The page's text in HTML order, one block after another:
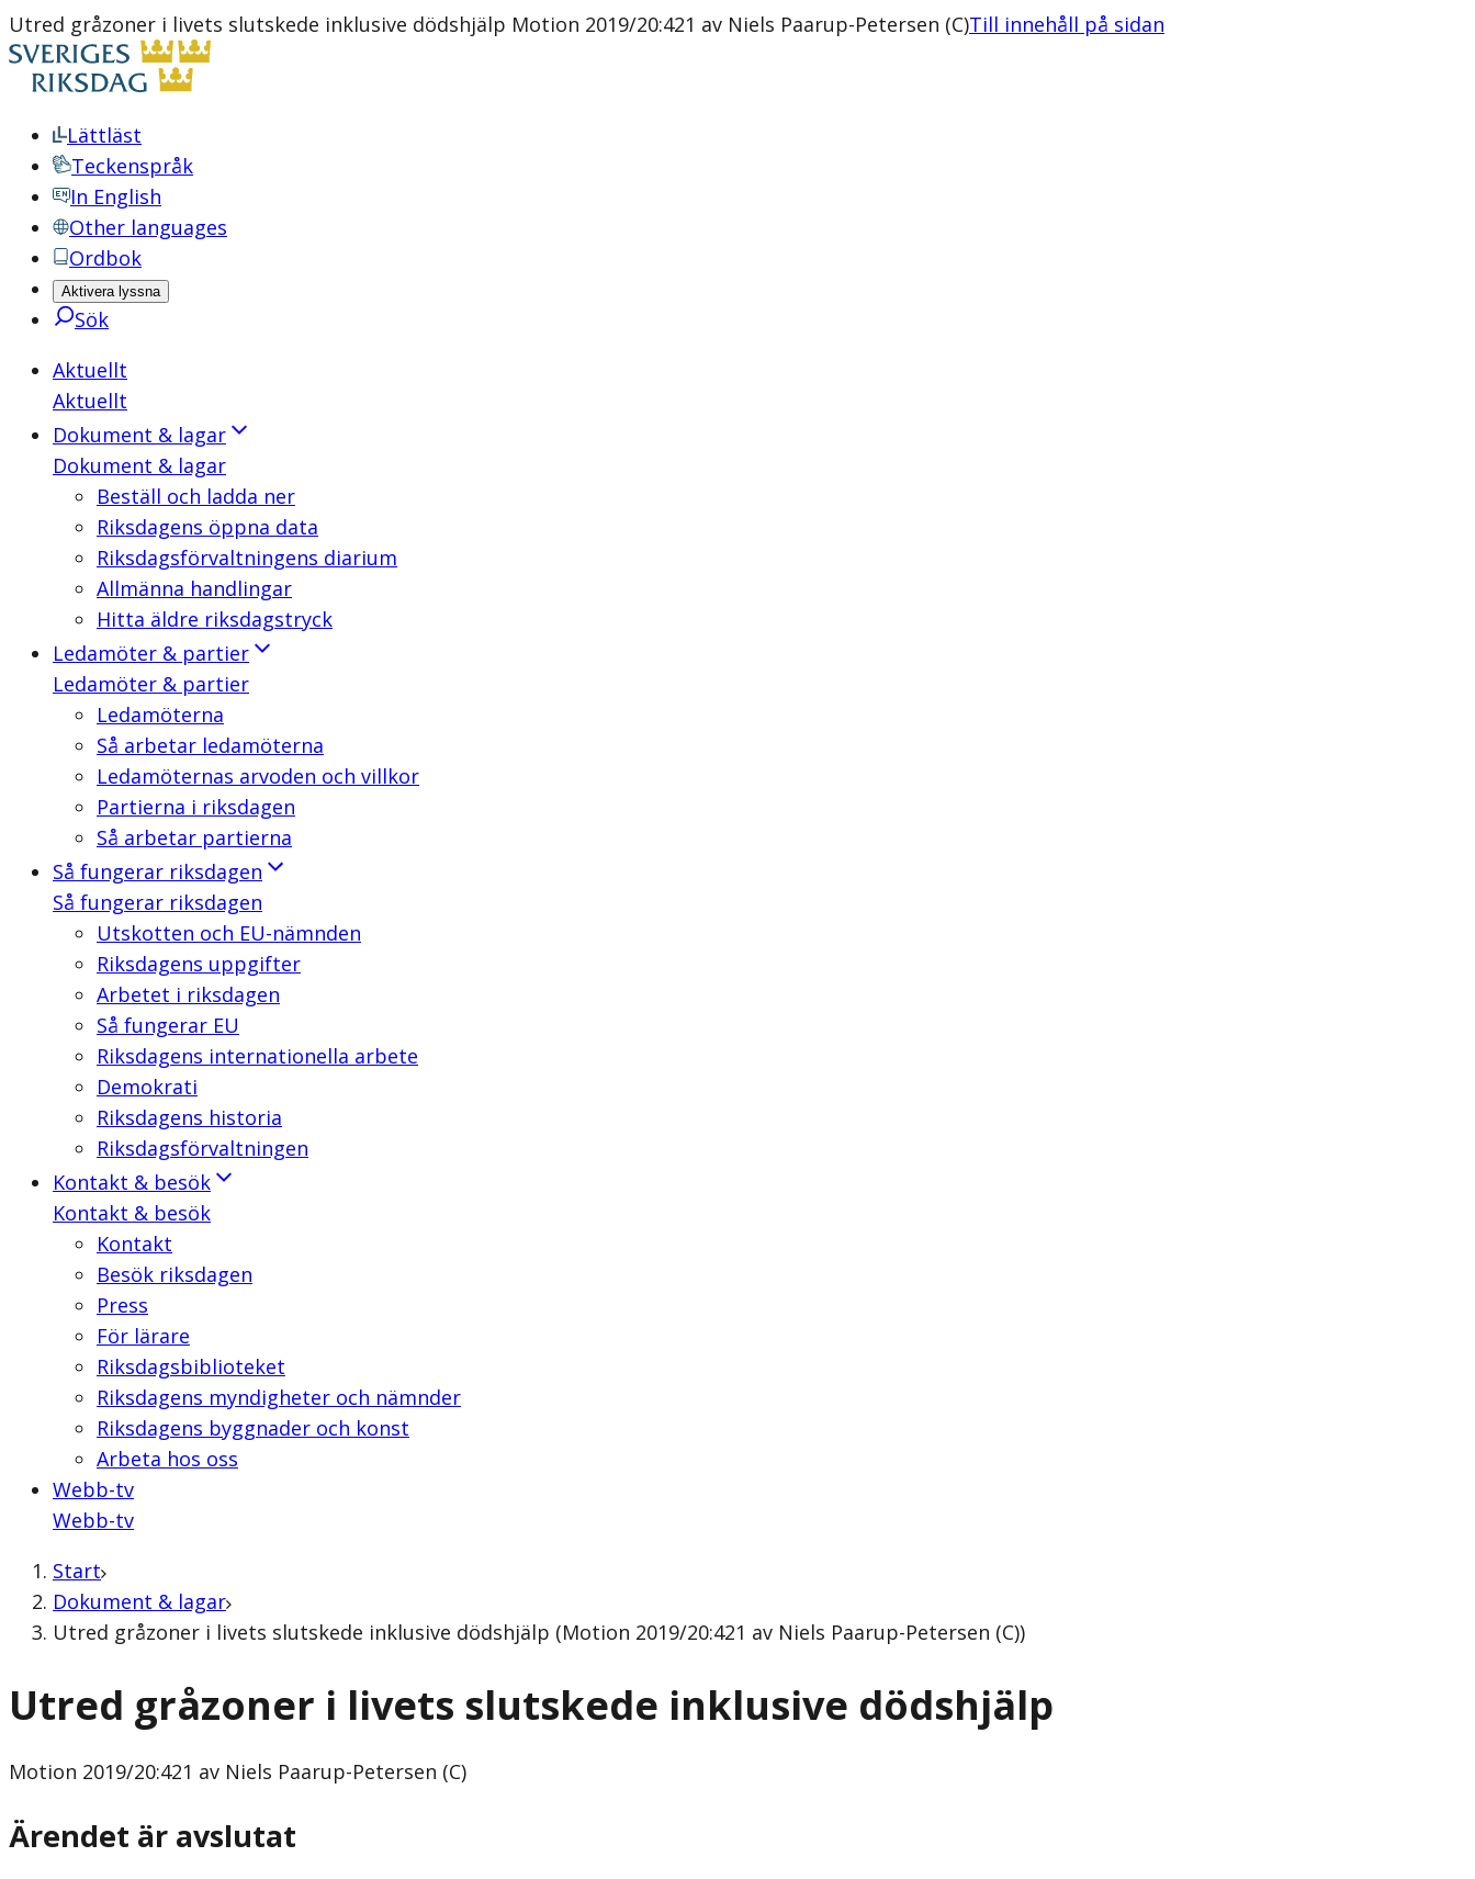
Utred gråzoner i livets slutskede inklusive dödshjälp Motion 2019/20:421 av Niels Paarup-Petersen (C)Till innehåll på sidan
Lättläst
Teckenspråk
In English
Other languages
Ordbok
Aktivera lyssna
Sök
Aktuellt
Aktuellt
Dokument & lagar
Dokument & lagar
Beställ och ladda ner
Riksdagens öppna data
Riksdagsförvaltningens diarium
Allmänna handlingar
Hitta äldre riksdagstryck
Ledamöter & partier
Ledamöter & partier
Ledamöterna
Så arbetar ledamöterna
Ledamöternas arvoden och villkor
Partierna i riksdagen
Så arbetar partierna
Så fungerar riksdagen
Så fungerar riksdagen
Utskotten och EU-nämnden
Riksdagens uppgifter
Arbetet i riksdagen
Så fungerar EU
Riksdagens internationella arbete
Demokrati
Riksdagens historia
Riksdagsförvaltningen
Kontakt & besök
Kontakt & besök
Kontakt
Besök riksdagen
Press
För lärare
Riksdagsbiblioteket
Riksdagens myndigheter och nämnder
Riksdagens byggnader och konst
Arbeta hos oss
Webb-tv
Webb-tv
Start
Dokument & lagar
Utred gråzoner i livets slutskede inklusive dödshjälp (Motion 2019/20:421 av Niels Paarup-Petersen (C))
Utred gråzoner i livets slutskede inklusive dödshjälp
Motion 2019/20:421 av Niels Paarup-Petersen (C)
Ärendet är avslutat